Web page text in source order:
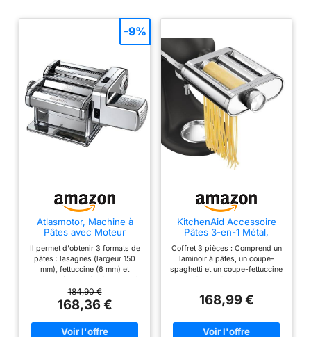
Atlasmotor, Machine à
Pâtes avec Moteur
Il permet d'obtenir 3 formats de
pâtes : lasagnes (largeur 150
mm), fettuccine (6 mm) et
10 positions pour différentes
épaisseurs de Tôle : de 4, 8 mm
à 0, 6 mm Fabriqué en Italie :
produit entièrement fabriqué en
Italie par Marcato Accessoire
184,90 €
168,36 €
-9%
KitchenAid Accessoire
Pâtes 3-en-1 Métal,
Spaghetti et Coupe-
Fettuccine, Compatible
Robots KitchenAid, Acier
Coffret 3 pièces : Comprend un
laminoir à pâtes, un coupe-
spaghetti et un coupe-fettuccine
épaisseurs réglables : Le
précis en 8 niveaux, des
feuilles épaisses pour lasagnes
168,99 €